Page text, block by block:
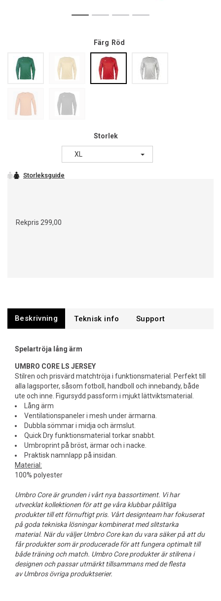
Färg Röd
Storlek
XL
Rekpris 299,00
Beskrivning Support
Spelartröja lång ärm
UMBRO CORE LS JERSEY
Stilren och prisvärd matchtröja i funktionsmaterial. Perfekt till
alla lagsporter, såsom fotboll, handboll och innebandy, både
ute och inne. Figursydd passform i mjukt lättviktsmaterial.
Lång ärm
Ventilationspaneler i mesh under ärmarna.
Dubbla sömmar i midja och ärmslut.
Quick Dry funktionsmaterial torkar snabbt.
Umbroprint på bröst, ärmar och i nacke.
Praktisk namnlapp på insidan.
Material:
100% polyester
Umbro Core är grunden i vårt nya bassortiment. Vi har
utvecklat kollektionen för att ge våra klubbar pålitliga
produkter till ett förnuftigt pris. Vårt designteam har fokuserat
på goda tekniska lösningar kombinerat med slitstarka
material. När du väljer Umbro Core kan du vara säker på att du
får produkter som är producerade för att fungera optimalt till
både träning och match. Umbro Core produkter är stilrena i
designen och passar utmärkt tillsammans med de flesta
av Umbros övriga produktserier.